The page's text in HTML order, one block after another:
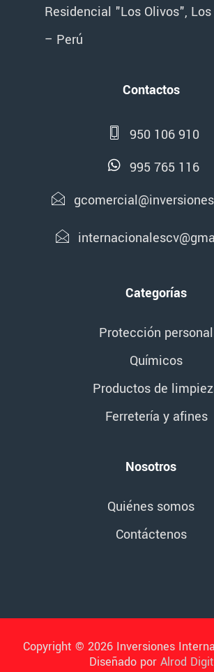
Residencial "Los Olivos",
– Perú
Contactos
950 106 910
995 765 116
Categorías
Protección personal
Químicos
Productos de
Ferretería y afines
Nosotros
Quiénes somos
Contáctenos
Copyright © 2026 Inversiones
Diseñado por Alrod